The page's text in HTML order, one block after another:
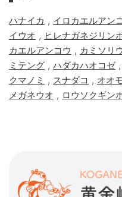
ハナイカ , イロカエルアン
イウオ , ヒレナガネジリン
カエルアンコウ , カミソリ
ミテング , ハダカハオコゼ,
クマノミ , スナダコ , オオ
メガネウオ , ロウソクギン